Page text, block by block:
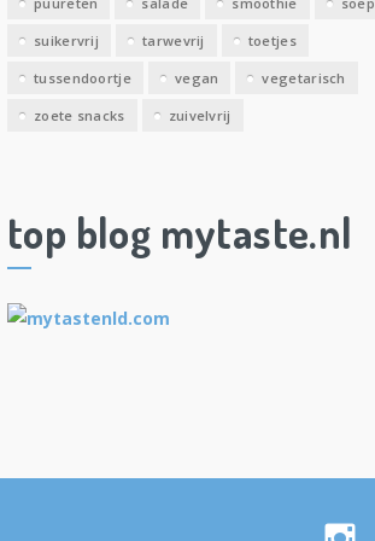
suikervrij tarwevrij toetjes
tussendoortje vegan vegetarisch
zoete snacks zuivelvrij
top blog mytaste.nl